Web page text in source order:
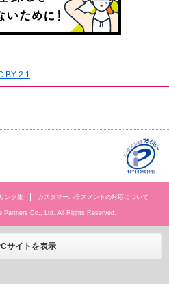
BY 2.1
リンク集 カスタマーハラスメントの対応について
Co., Ltd. All Rights Reserved.
サイトを表示